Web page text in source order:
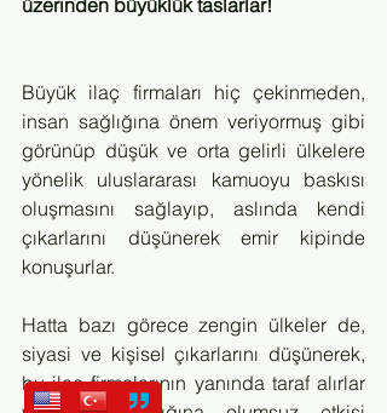
üzerinden büyüklük taslarlar!
Büyük ilaç firmaları hiç çekinmeden,
insan sağlığına önem veriyormuş gibi
görünüp düşük ve orta gelirli ülkelere
yönelik uluslararası kamuoyu baskısı
oluşmasını sağlayıp, aslında kendi
çıkarlarını düşünerek emir kipinde
konuşurlar.
Hatta bazı görece zengin ülkeler de,
siyasi ve kişisel çıkarlarını düşünerek,
bu ilaç firmalarının yanında taraf alırlar